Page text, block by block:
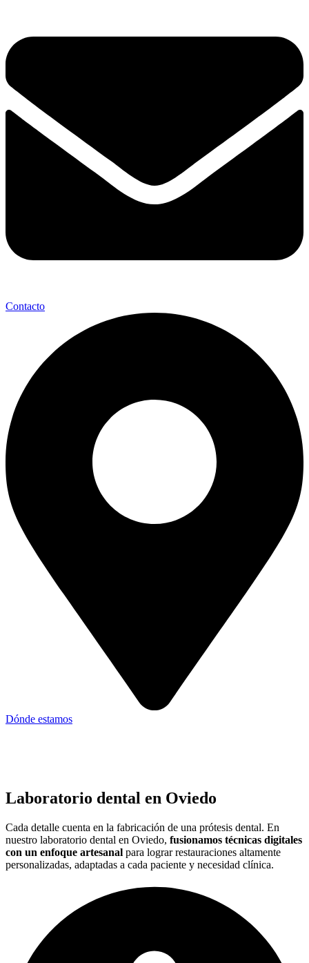
Contacto
Dónde estamos
Laboratorio dental en Oviedo
Cada detalle cuenta en la fabricación de una prótesis dental. En
nuestro laboratorio dental en Oviedo, fusionamos técnicas digitales
con un enfoque artesanal para lograr restauraciones altamente
personalizadas, adaptadas a cada paciente y necesidad clínica.